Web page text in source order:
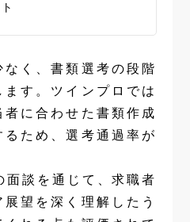
く、書類選考の段階
す。ツインプロでは
に合わせた書類作成
ため、選考通過率が
面談を通じて、求職者
望を深く理解したう